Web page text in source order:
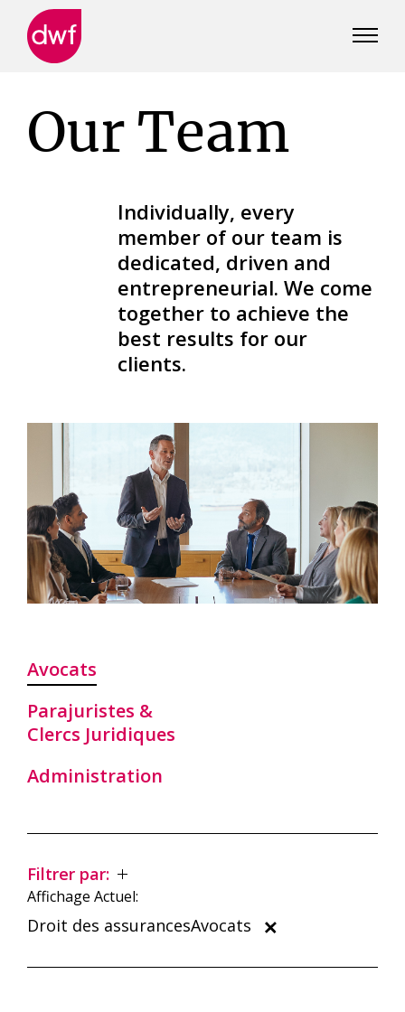
Our Team
Individually, every
member of our team is
dedicated, driven and
entrepreneurial. We come
together to achieve the
best results for our
clients.
Avocats
Parajuristes &
Clercs Juridiques
Administration
Filtrer par:
Affichage Actuel:
Droit des assurancesAvocats